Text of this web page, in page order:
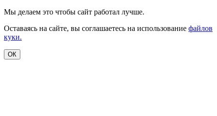
Мы делаем это чтобы сайт работал лучше.
Оставаясь на сайте, вы соглашаетесь на использование файлов
куки.
ОК